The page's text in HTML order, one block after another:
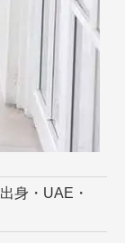
出身・UAE・